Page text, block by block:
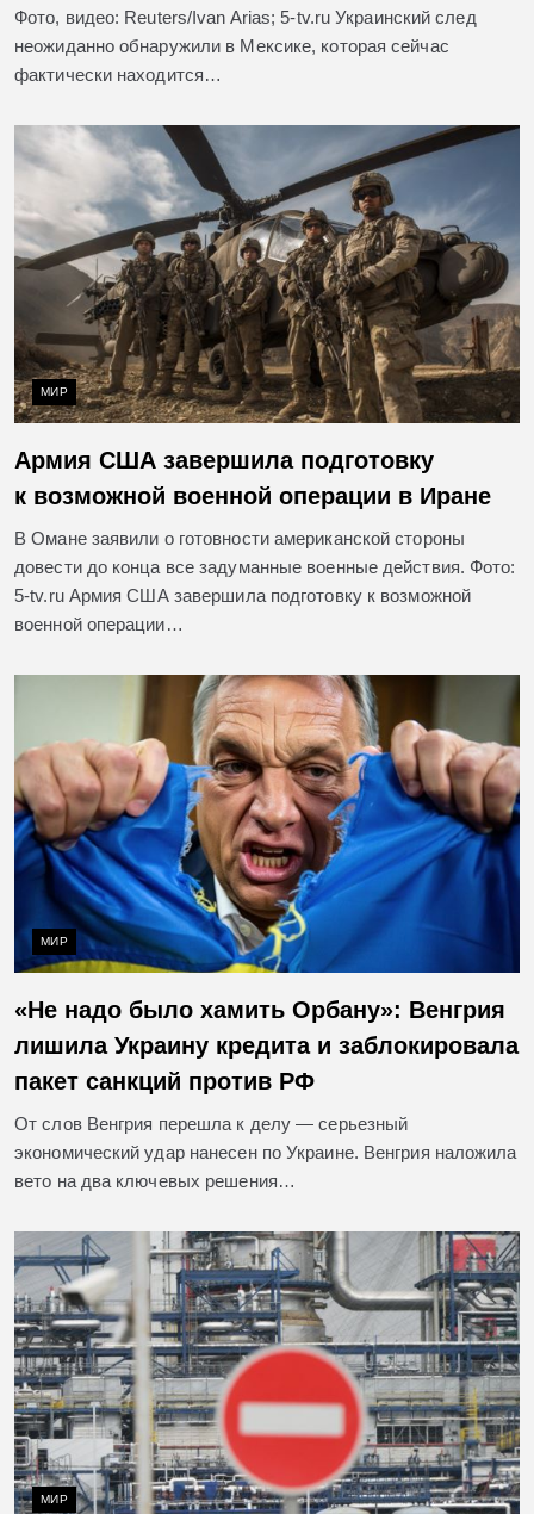
Фото, видео: Reuters/Ivan Arias; 5-tv.ru Украинский след
неожиданно обнаружили в Мексике, которая сейчас
фактически находится…
МИР
Армия США завершила подготовку
к возможной военной операции в Иране
В Омане заявили о готовности американской стороны
довести до конца все задуманные военные действия. Фото:
5-tv.ru Армия США завершила подготовку к возможной
военной операции…
МИР
«Не надо было хамить Орбану»: Венгрия
лишила Украину кредита и заблокировала
пакет санкций против РФ
От слов Венгрия перешла к делу — серьезный
экономический удар нанесен по Украине. Венгрия наложила
вето на два ключевых решения…
МИР